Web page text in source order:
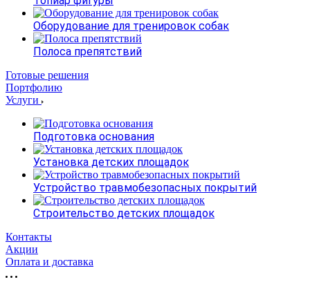
Оборудование для тренировок собак
Полоса препятствий
Готовые решения
Портфолию
Услуги
Подготовка основания
Установка детских площадок
Устройство травмобезопасных покрытий
Строительство детских площадок
Контакты
Акции
Оплата и доставка